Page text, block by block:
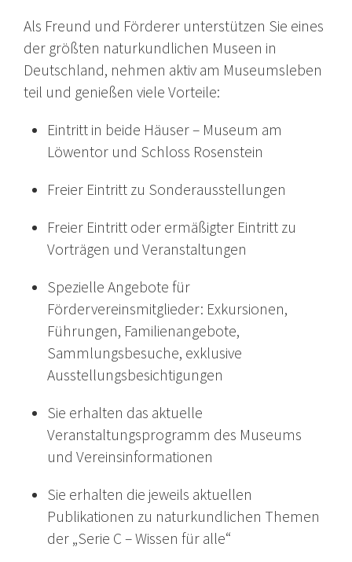
Als Freund und Förderer unterstützen Sie eines
der größten naturkundlichen Museen in
Deutschland, nehmen aktiv am Museumsleben
teil und genießen viele Vorteile:
Eintritt in beide Häuser – Museum am
Löwentor und Schloss Rosenstein
Freier Eintritt zu Sonderausstellungen
Freier Eintritt oder ermäßigter Eintritt zu
Vorträgen und Veranstaltungen
Spezielle Angebote für
Fördervereinsmitglieder: Exkursionen,
Führungen, Familienangebote,
Sammlungsbesuche, exklusive
Ausstellungsbesichtigungen
Sie erhalten das aktuelle
Veranstaltungsprogramm des Museums
und Vereinsinformationen
Sie erhalten die jeweils aktuellen
Publikationen zu naturkundlichen Themen
der „Serie C – Wissen für alle“